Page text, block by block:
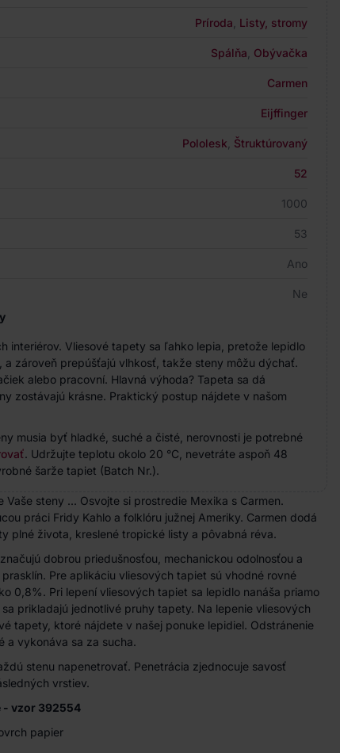
Príroda Listy, stromy
Spálňa Obývačka
Carmen
Eijffinger
Pololesk Štruktúrovaný
52
1000
53
Ano
Ne
interiérov. Vliesové tapety sa ľahko lepia, pretože lepidlo
a zároveň prepúšťajú vlhkosť, takže steny môžu dýchať.
alebo pracovní. Hlavná výhoda? Tapeta sa dá
zostávajú krásne. Praktický postup nájdete v našom
musia byť hladké, suché a čisté, nerovnosti je potrebné
. Udržujte teplotu okolo 20 °C, nevetráte aspoň 48
šarže tapiet (Batch Nr.).
Vaše steny ... Osvojte si prostredie Mexika s Carmen.
práci Fridy Kahlo a folklóru južnej Ameriky. Carmen dodá
plné života, kreslené tropické listy a pôvabná réva.
dobrou priedušnosťou, mechanickou odolnosťou a
Pre aplikáciu vliesových tapiet sú vhodné rovné
0,8%. Pri lepení vliesových tapiet sa lepidlo nanáša priamo
prikladajú jednotlivé pruhy tapety. Na lepenie vliesových
tapety, ktoré nájdete v našej ponuke lepidiel. Odstránenie
a vykonáva sa za sucha.
stenu napenetrovať. Penetrácia zjednocuje savosť
vrstiev.
- vzor 392554
papier